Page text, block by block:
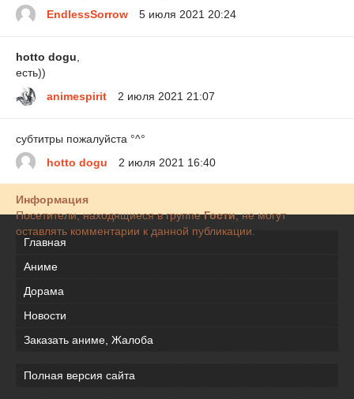
EndlessSorrow
5 июля 2021 20:24
hotto dogu
есть))
animespirit
2 июля 2021 21:07
субтитры пожалуйста °^°
hotto dogu
2 июля 2021 16:40
Информация
Посетители, находящиеся в группеГости, не могут
оставлять комментарии к данной публикации.
Главная
Аниме
Дорама
Новости
Заказать аниме, Жалоба
Полная версия сайта